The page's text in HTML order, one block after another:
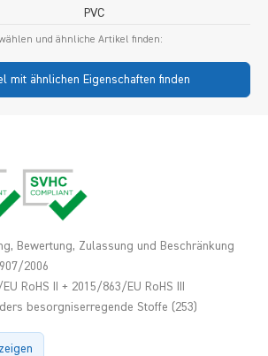
PVC
und ähnliche Artikel finden:
mit ähnlichen Eigenschaften finden
Bewertung, Zulassung und Beschränkung
2006
RoHS II + 2015/863/EU RoHS III
besorgniserregende Stoffe (253)